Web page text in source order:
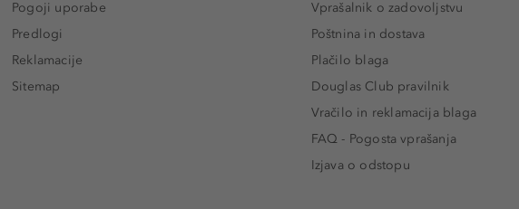
Pogoji uporabe
Predlogi
Reklamacije
Sitemap
Vprašalnik o zadovoljstvu
Poštnina in dostava
Plačilo blaga
Douglas Club pravilnik
Vračilo in reklamacija blaga
FAQ - Pogosta vprašanja
Izjava o odstopu